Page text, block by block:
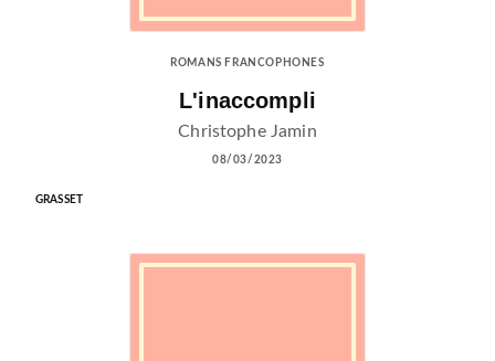
ROMANS FRANCOPHONES
L'inaccompli
Christophe Jamin
08/03/2023
GRASSET